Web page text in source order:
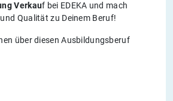
Verkauf bei EDEKA und mach
Qualität zu Deinem Beruf!
über diesen Ausbildungsberuf